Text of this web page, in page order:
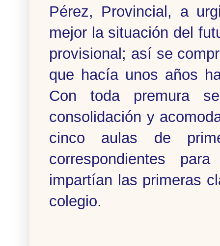
Pérez, Provincial, a
mejor la situación del
provisional; así se
que hacía unos años
Con toda premura
consolidación y
cinco aulas de
correspondientes
impartían las primeras
colegio.